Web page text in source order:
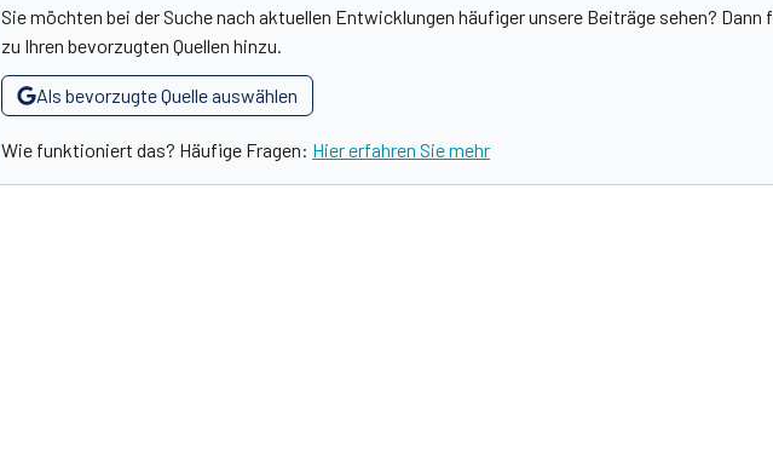
Sie möchten bei der Suche nach aktuellen Entwicklungen häufiger unsere Beiträge sehen? Dann
zu Ihren bevorzugten Quellen hinzu.
Als bevorzugte Quelle auswählen
Wie funktioniert das? Häufige Fragen: Hier erfahren Sie mehr